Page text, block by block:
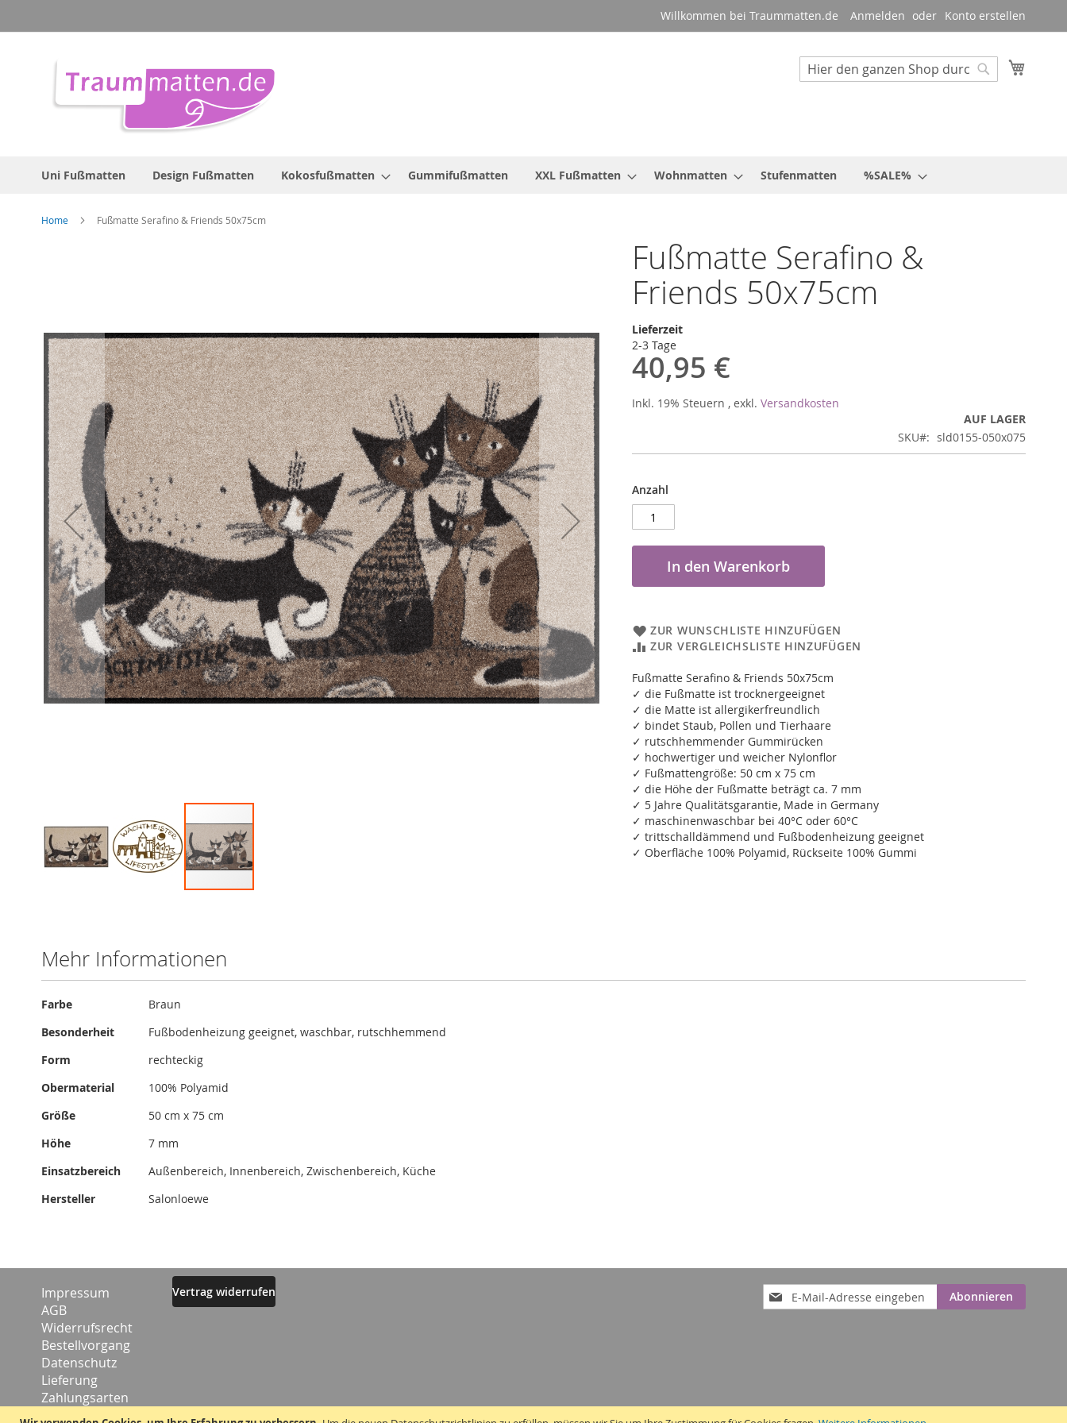
zum
Willkommen bei Traummatten.de Anmelden Konto erstellen
Suche
Uni Fußmatten Design Fußmatten Kokosfußmatten Gummifußmatten XXL Fußmatten Wohnmatten Stufenmatten %SALE%
Home Fußmatte Serafino & Friends 50x75cm
Fußmatte Serafino &
Friends 50x75cm
Lieferzeit
2-3 Tage
40,95 €
Inkl. 19% Steuern , exkl. Versandkosten
AUF LAGER
SKU
sld0155-050x075
Anzahl
In den Warenkorb
ZUR WUNSCHLISTE HINZUFÜGEN
ZUR VERGLEICHSLISTE HINZUFÜGEN
Fußmatte Serafino & Friends 50x75cm
✓ die Fußmatte ist trocknergeeignet
✓ die Matte ist allergikerfreundlich
✓ bindet Staub, Pollen und Tierhaare
✓ rutschhemmender Gummirücken
✓ hochwertiger und weicher Nylonflor
✓ Fußmattengröße: 50 cm x 75 cm
✓ die Höhe der Fußmatte beträgt ca. 7 mm
✓ 5 Jahre Qualitätsgarantie, Made in Germany
✓ maschinenwaschbar bei 40°C oder 60°C
✓ trittschalldämmend und Fußbodenheizung geeignet
✓ Oberfläche 100% Polyamid, Rückseite 100% Gummi
springen
Mehr Informationen
Mehr
Farbe
Braun
Besonderheit
Fußbodenheizung geeignet, waschbar, rutschhemmend
Form
rechteckig
Obermaterial
100% Polyamid
Größe
50 cm x 75 cm
Höhe
7 mm
Einsatzbereich
Außenbereich, Innenbereich, Zwischenbereich, Küche
Hersteller
Salonloewe
Anmeldung
zum
Abonnieren
Impressum
AGB
Widerrufsrecht
Bestellvorgang
Datenschutz
Lieferung
Zahlungsarten
Kontakt
Vertrag widerrufen